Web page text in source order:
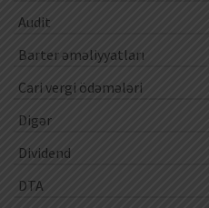
Audit
Barter əməliyyatları
Cari vergi ödəmələri
Digər
Dividend
DTA